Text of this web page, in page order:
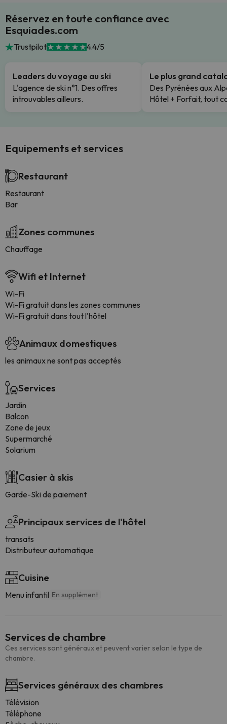
Réservez en toute confiance avec
Esquiades.com
Trustpilot 4.4/5
Leaders du voyage au ski
L'agence de ski n°1. Des offres
introuvables ailleurs.
Le plus grand
Des Pyrénées aux
Hôtel + Forfait, tout
Equipements et services
Restaurant
Restaurant
Bar
Zones communes
Chauffage
Wifi et Internet
Wi-Fi
Wi-Fi gratuit dans les zones communes
Wi-Fi gratuit dans tout l'hôtel
Animaux domestiques
les animaux ne sont pas acceptés
Services
Jardin
Balcon
Zone de jeux
Supermarché
Solarium
Casier à skis
Garde-Ski de paiement
Principaux services de l'hôtel
transats
Distributeur automatique
Cuisine
Menu infantil En supplément
Services de chambre
Ces services sont généraux et peuvent varier selon le type de
chambre.
Services généraux des chambres
Télévision
Téléphone